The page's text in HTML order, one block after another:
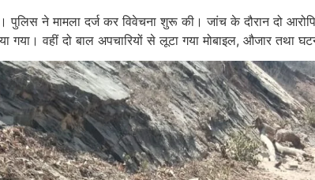
पुलिस ने मामला दर्ज कर विवेचना शुरू की। जांच के दौरान दो
गया। वहीं दो बाल अपचारियों से लूटा गया मोबाइल, औजार तथा